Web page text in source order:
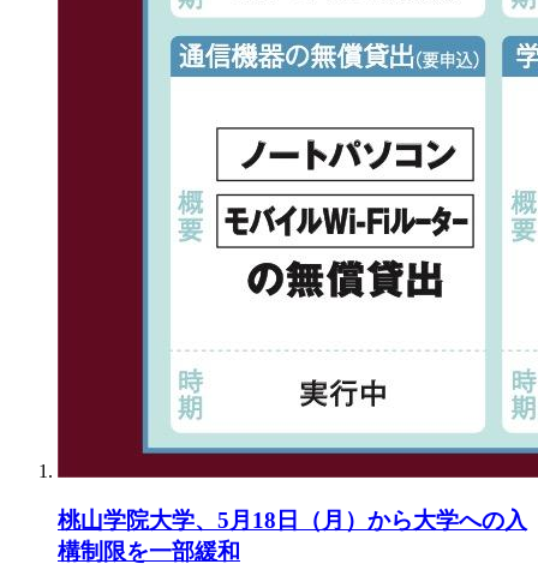
桃山学院大学、5月18日（月）から大学への入
構制限を一部緩和